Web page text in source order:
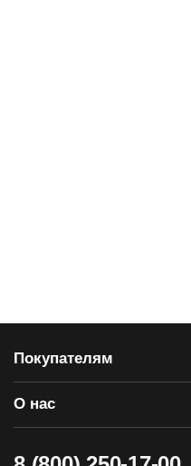
Покупателям
О нас